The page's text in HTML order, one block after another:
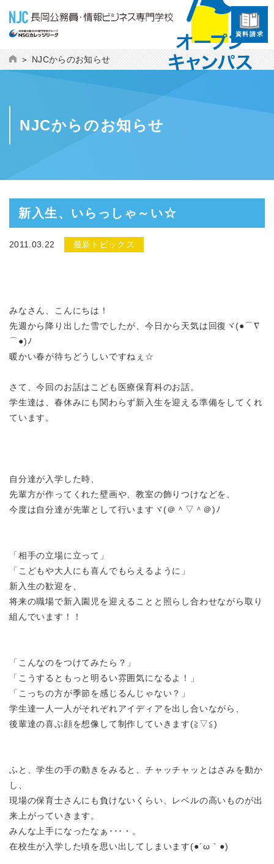
資料請求
NJCからのお知らせ
NJCからのお知らせ
新入生、いらっしゃ～い☆
2011.03.22 最新トピックス
みなさん、こんにちは！
先週から降り出した雪でしたが、今日から天気は回復 ヾ(●⌒∇
⌒●)ﾉ
暖かい春が待ちどうしいですねぇ☆
さて、今回のお話はこども医療保育科のお話。
学生達は、春休みにも関わらず新入生を迎える準備をしてくれ
ています。
自分達が入学した時、
先輩方が作ってくれた壁画や、教室の飾りつけなどを、
今度は自分達が先輩として行います ヾ(＠＾ ▽ ＾＠)ﾉ
「相手の立場に立って」
「こどもや大人にも喜んでもらえるように」
新入生の歓迎を、
将来の職場で新入園児を迎えることと照らし合わせながら取り
組んでいます！！
「こんなのをつけてみたら？」
「こうするともっと明るい雰囲気になるよ！」
「こっちの方が季節を感じるんじゃない？」
学生達一人一人がそれぞれアイディアを出し合いながら、
後輩達の喜ぶ顔を想像して制作していきます(≧▽≦)
ふと、学生の手の動きをみると、チャッチャッとはさみを動か
し、
現場の保育士さんにも負けないくらい、レベルの高いものが出
来上がっていきます。
みんな上手になったなぁ･･･・。
在校生が入学した頃を思い出してしまいます(●´ω ｀●)